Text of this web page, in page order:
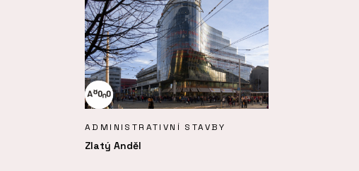
ADMINISTRATIVNÍ STAVBY
Zlatý Anděl